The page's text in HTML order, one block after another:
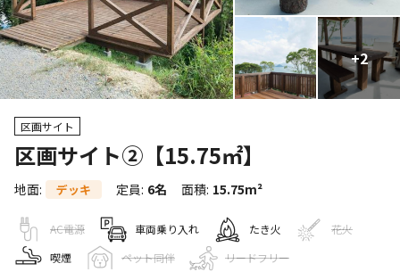
+2
区画サイト
区画サイト②【15.75㎡】
地面: デッキ 定員: 6名 面積: 15.75m²
AC電源 車両乗り入れ たき火
花火
喫煙
ペット同伴 リードフリー
+17
サイト・宿泊施設
WEB予約可能
宿泊施設
LaVilla
4.7 （ 8件）